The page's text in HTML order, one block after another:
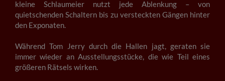
kleine Schlaumeier nutzt jede Ablenkung – von
quietschenden Schaltern bis zu versteckten Gängen hinter
den Exponaten.
Während Tom Jerry durch die Hallen jagt, geraten sie
immer wieder an Ausstellungsstücke, die wie Teil eines
größeren Rätsels wirken.